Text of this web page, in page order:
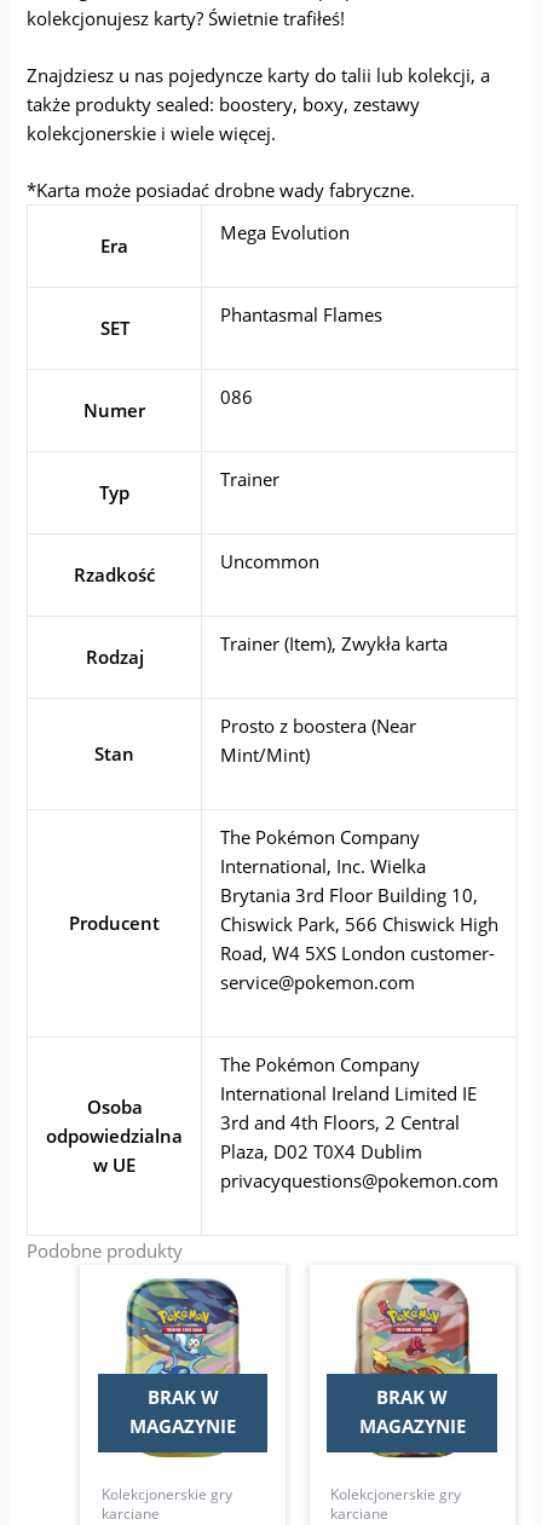
kolekcjonujesz karty? Świetnie trafiłeś!
Znajdziesz u nas pojedyncze karty do talii lub kolekcji, a
także produkty sealed: boostery, boxy, zestawy
kolekcjonerskie i wiele więcej.
*Karta może posiadać drobne wady fabryczne.
Era
Mega Evolution
SET
Phantasmal Flames
Numer
086
Typ
Trainer
Rzadkość
Uncommon
Rodzaj
Trainer (Item), Zwykła karta
Stan
Prosto z boostera (Near
Mint/Mint)
Producent
The Pokémon Company
International, Inc. Wielka
Brytania 3rd Floor Building 10,
Chiswick Park, 566 Chiswick High
Road, W4 5XS London customer-
service@pokemon.com
Osoba
odpowiedzialna
w UE
The Pokémon Company
International Ireland Limited IE
3rd and 4th Floors, 2 Central
Plaza, D02 T0X4 Dublim
privacyquestions@pokemon.com
Podobne produkty
BRAK W
MAGAZYNIE
Kolekcjonerskie gry
karciane
BRAK W
MAGAZYNIE
Kolekcjonerskie gry
karciane